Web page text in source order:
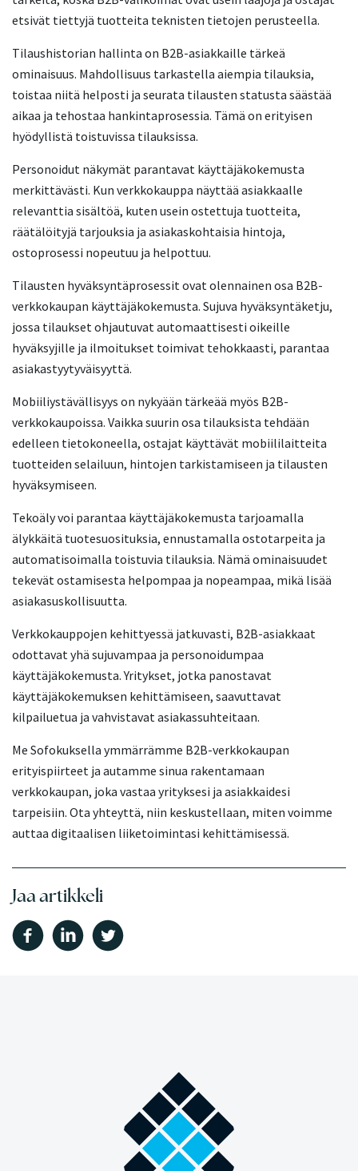
etsivät tiettyjä tuotteita teknisten tietojen perusteella.
Tilaushistorian hallinta on B2B-asiakkaille tärkeä
ominaisuus. Mahdollisuus tarkastella aiempia tilauksia,
toistaa niitä helposti ja seurata tilausten statusta säästää
aikaa ja tehostaa hankintaprosessia. Tämä on erityisen
hyödyllistä toistuvissa tilauksissa.
Personoidut näkymät parantavat käyttäjäkokemusta
merkittävästi. Kun verkkokauppa näyttää asiakkaalle
relevanttia sisältöä, kuten usein ostettuja tuotteita,
räätälöityjä tarjouksia ja asiakaskohtaisia hintoja,
ostoprosessi nopeutuu ja helpottuu.
Tilausten hyväksyntäprosessit ovat olennainen osa B2B-
verkkokaupan käyttäjäkokemusta. Sujuva hyväksyntäketju,
jossa tilaukset ohjautuvat automaattisesti oikeille
hyväksyjille ja ilmoitukset toimivat tehokkaasti, parantaa
asiakastyytyväisyyttä.
Mobiiliystävällisyys on nykyään tärkeää myös B2B-
verkkokaupoissa. Vaikka suurin osa tilauksista tehdään
edelleen tietokoneella, ostajat käyttävät mobiililaitteita
tuotteiden selailuun, hintojen tarkistamiseen ja tilausten
hyväksymiseen.
Tekoäly voi parantaa käyttäjäkokemusta tarjoamalla
älykkäitä tuotesuosituksia, ennustamalla ostotarpeita ja
automatisoimalla toistuvia tilauksia. Nämä ominaisuudet
tekevät ostamisesta helpompaa ja nopeampaa, mikä lisää
asiakasuskollisuutta.
Verkkokauppojen kehittyessä jatkuvasti, B2B-asiakkaat
odottavat yhä sujuvampaa ja personoidumpaa
käyttäjäkokemusta. Yritykset, jotka panostavat
käyttäjäkokemuksen kehittämiseen, saavuttavat
kilpailuetua ja vahvistavat asiakassuhteitaan.
Me Sofokuksella ymmärrämme B2B-verkkokaupan
erityispiirteet ja autamme sinua rakentamaan
verkkokaupan, joka vastaa yrityksesi ja asiakkaidesi
tarpeisiin. Ota yhteyttä, niin keskustellaan, miten voimme
auttaa digitaalisen liiketoimintasi kehittämisessä.
Jaa artikkeli